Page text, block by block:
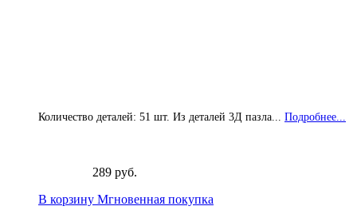
Количество деталей: 51 шт. Из деталей 3Д пазла... Подробнее...
289 руб.
В корзину Мгновенная покупка